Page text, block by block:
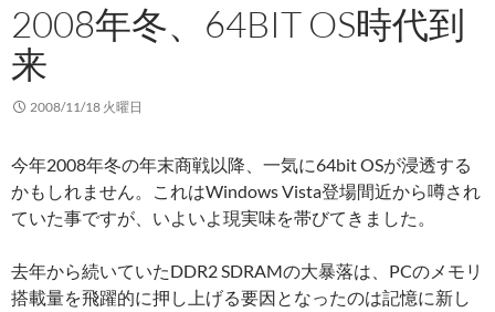
2008年冬、64BIT OS時代到
来
2008/11/18 火曜日
今年2008年冬の年末商戦以降、一気に64bit OSが浸透する
かもしれません。これはWindows Vista登場間近から噂され
ていた事ですが、いよいよ現実味を帯びてきました。
去年から続いていたDDR2 SDRAMの大暴落は、PCのメモリ
搭載量を飛躍的に押し上げる要因となったのは記憶に新し